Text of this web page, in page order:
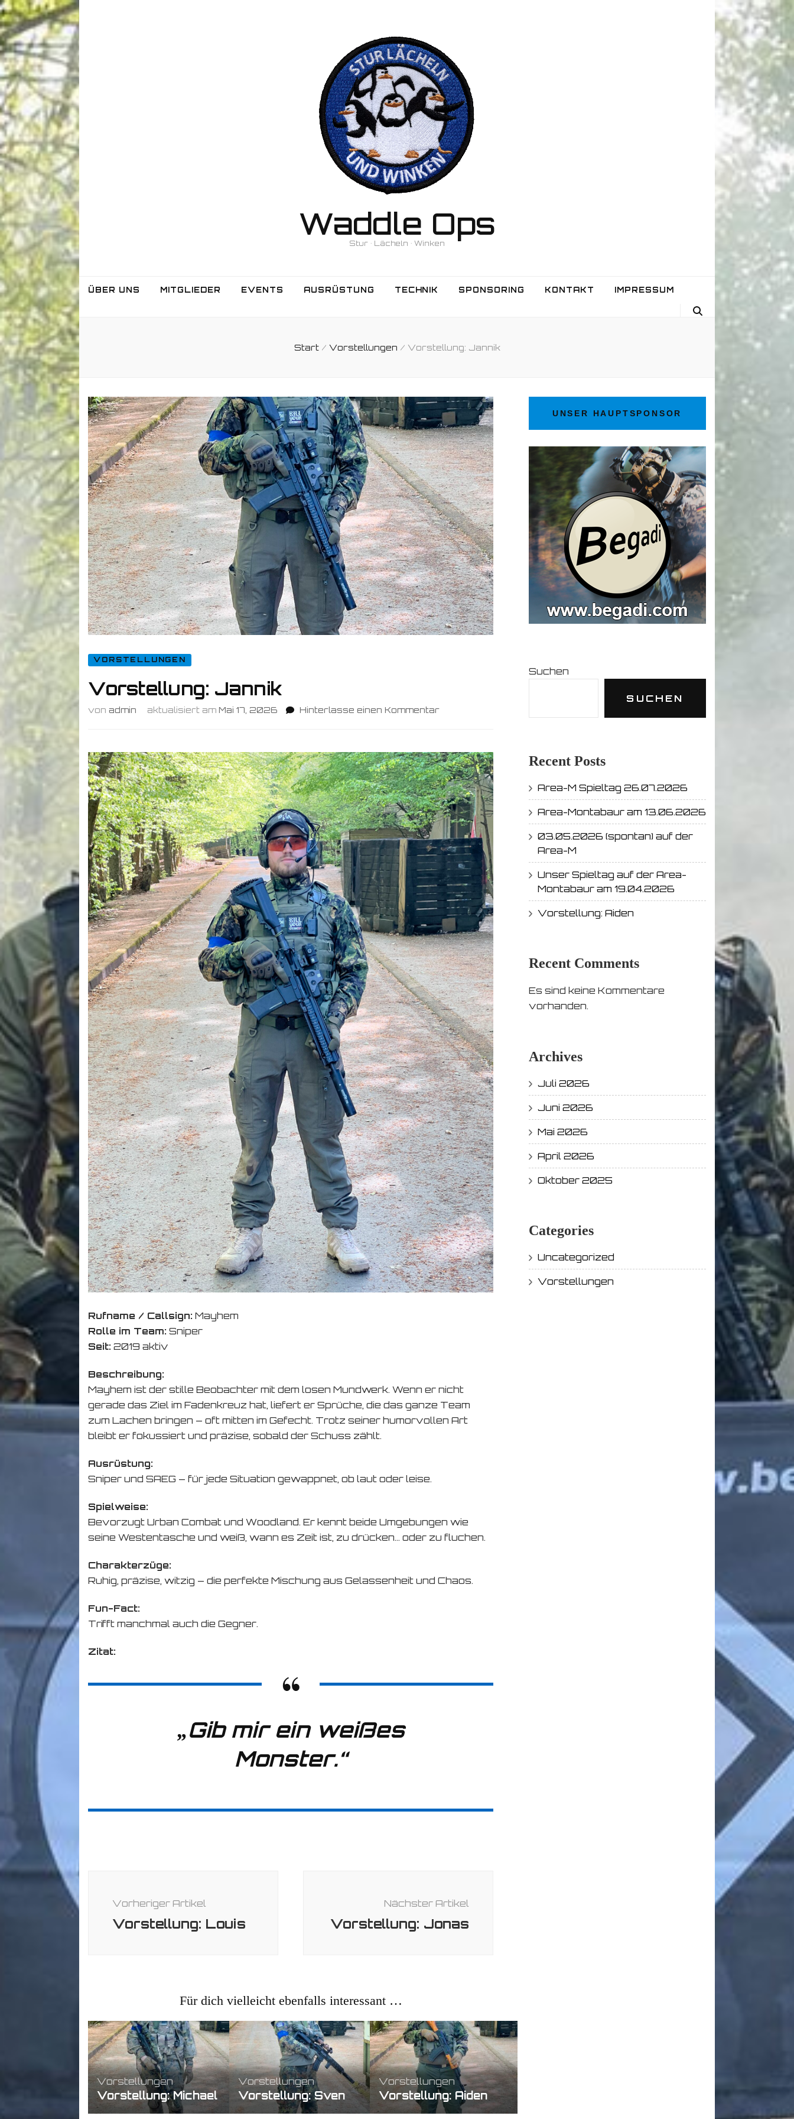
Waddle Ops
Stur • Lächeln • Winken
ÜBER UNS MITGLIEDER EVENTS AUSRÜSTUNG TECHNIK SPONSORING KONTAKT IMPRESSUM
Start / Vorstellungen / Vorstellung: Jannik
VORSTELLUNGEN
Vorstellung: Jannik
vonadmin aktualisiert amMai 17, 2026 Hinterlasse einen Kommentarzu
Rufname / Callsign: Mayhem
Rolle im Team: Sniper
Seit: 2019 aktiv
Beschreibung:
Mayhem ist der stille Beobachter mit dem losen Mundwerk. Wenn er nicht
gerade das Ziel im Fadenkreuz hat, liefert er Sprüche, die das ganze Team
zum Lachen bringen – oft mitten im Gefecht. Trotz seiner humorvollen Art
bleibt er fokussiert und präzise, sobald der Schuss zählt.
Ausrüstung:
Sniper und SAEG – für jede Situation gewappnet, ob laut oder leise.
Spielweise:
Bevorzugt Urban Combat und Woodland. Er kennt beide Umgebungen wie
seine Westentasche und weiß, wann es Zeit ist, zu drücken… oder zu fluchen.
Charakterzüge:
Ruhig, präzise, witzig – die perfekte Mischung aus Gelassenheit und Chaos.
Fun-Fact:
Trifft manchmal auch die Gegner.
Zitat:
„Gib mir ein weißes
Monster.“
Vorheriger Artikel
Vorstellung: Louis
Nächster Artikel
Vorstellung: Jonas
Für dich vielleicht ebenfalls interessant …
Vorstellungen
Vorstellung: Michael
Vorstellungen
Vorstellung: Sven
Vorstellungen
Vorstellung: Aiden
UNSER HAUPTSPONSOR
Suchen
SUCHEN
Recent Posts
Area-M Spieltag 26.07.2026
Area-Montabaur am 13.06.2026
03.05.2026 (spontan) auf der
Area-M
Unser Spieltag auf der Area-
Montabaur am 19.04.2026
Vorstellung: Aiden
Recent Comments
Es sind keine Kommentare
vorhanden.
Archives
Juli 2026
Juni 2026
Mai 2026
April 2026
Oktober 2025
Categories
Uncategorized
Vorstellungen